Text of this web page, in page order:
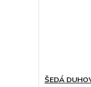
ŠEDÁ